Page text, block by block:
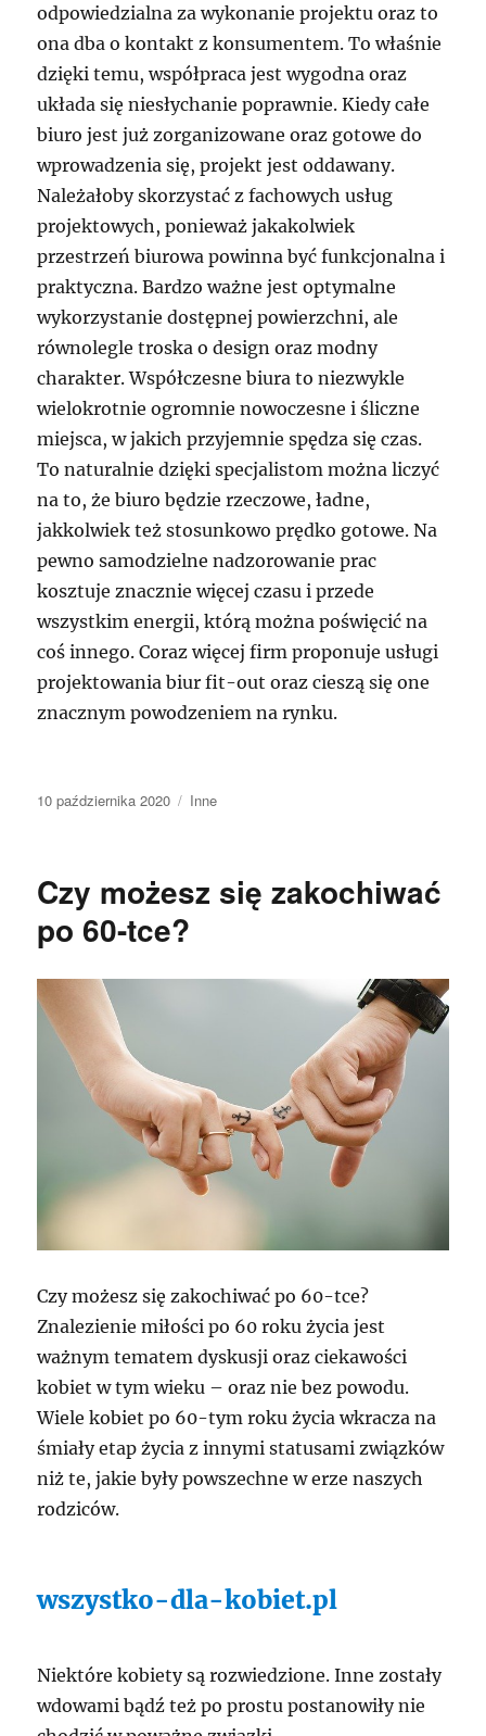
odpowiedzialna za wykonanie projektu oraz to
ona dba o kontakt z konsumentem. To właśnie
dzięki temu, współpraca jest wygodna oraz
układa się niesłychanie poprawnie. Kiedy całe
biuro jest już zorganizowane oraz gotowe do
wprowadzenia się, projekt jest oddawany.
Należałoby skorzystać z fachowych usług
projektowych, ponieważ jakakolwiek
przestrzeń biurowa powinna być funkcjonalna i
praktyczna. Bardzo ważne jest optymalne
wykorzystanie dostępnej powierzchni, ale
równolegle troska o design oraz modny
charakter. Współczesne biura to niezwykle
wielokrotnie ogromnie nowoczesne i śliczne
miejsca, w jakich przyjemnie spędza się czas.
To naturalnie dzięki specjalistom można liczyć
na to, że biuro będzie rzeczowe, ładne,
jakkolwiek też stosunkowo prędko gotowe. Na
pewno samodzielne nadzorowanie prac
kosztuje znacznie więcej czasu i przede
wszystkim energii, którą można poświęcić na
coś innego. Coraz więcej firm proponuje usługi
projektowania biur fit-out oraz cieszą się one
znacznym powodzeniem na rynku.
Data
10 października 2020 Kategorie
Inne
Czy możesz się zakochiwać
po 60-tce?
Czy możesz się zakochiwać po 60-tce?
Znalezienie miłości po 60 roku życia jest
ważnym tematem dyskusji oraz ciekawości
kobiet w tym wieku – oraz nie bez powodu.
Wiele kobiet po 60-tym roku życia wkracza na
śmiały etap życia z innymi statusami związków
niż te, jakie były powszechne w erze naszych
rodziców.
wszystko-dla-kobiet.pl
Niektóre kobiety są rozwiedzione. Inne zostały
wdowami bądź też po prostu postanowiły nie